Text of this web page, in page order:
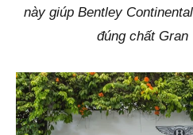
này giúp Bentley
đúng chất Gran